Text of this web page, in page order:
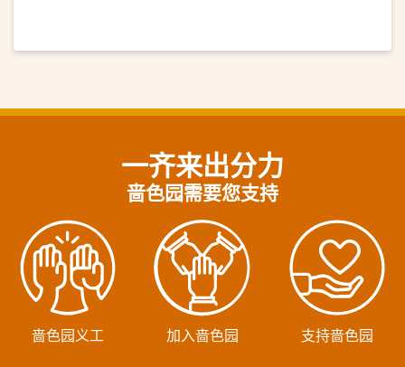
一齐来出分力
啬色园需要您支持
啬色园义工 加入啬色园 支持啬色园